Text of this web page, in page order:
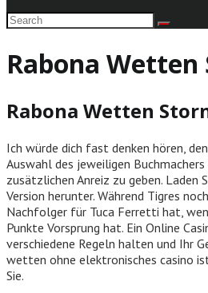
Rabona
Rabona Wetten
Ich würde dich fast denken hören,
Auswahl des jeweiligen
zusätzlichen Anreiz zu geben. Laden
Version herunter. Während Tigres
Nachfolger für Tuca Ferretti hat,
Punkte Vorsprung hat. Ein Online
verschiedene Regeln halten und Ihr
wetten ohne elektronisches casino
Sie.